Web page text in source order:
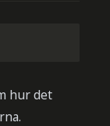
hur det